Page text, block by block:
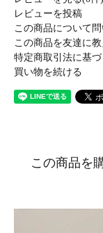
レビューを投稿
この商品について
この商品を友達に
特定商取引法に基づ
買い物を続ける
この商品を